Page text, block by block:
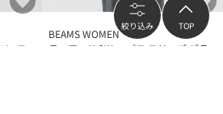
ン ス
BEAMS WOMEN
ティアード 2Way パフ スリーブ ブラ
絞り込み TOP